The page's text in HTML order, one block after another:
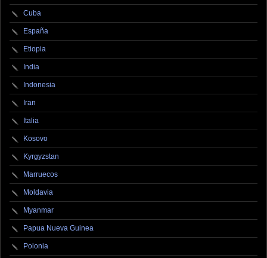
Cuba
España
Etiopia
India
Indonesia
Iran
Italia
Kosovo
Kyrgyzstan
Marruecos
Moldavia
Myanmar
Papua Nueva Guinea
Polonia